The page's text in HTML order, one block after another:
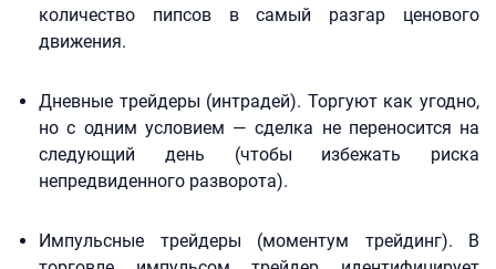
количество пипсов в самый разгар ценового
движения.
Дневные трейдеры (интрадей). Торгуют как угодно,
но с одним условием — сделка не переносится на
следующий день (чтобы избежать риска
непредвиденного разворота).
Импульсные трейдеры (моментум трейдинг). В